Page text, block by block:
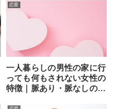
恋愛
一人暮らしの男性の家に行
っても何もされない女性の
特徴｜脈あり・脈なしの見